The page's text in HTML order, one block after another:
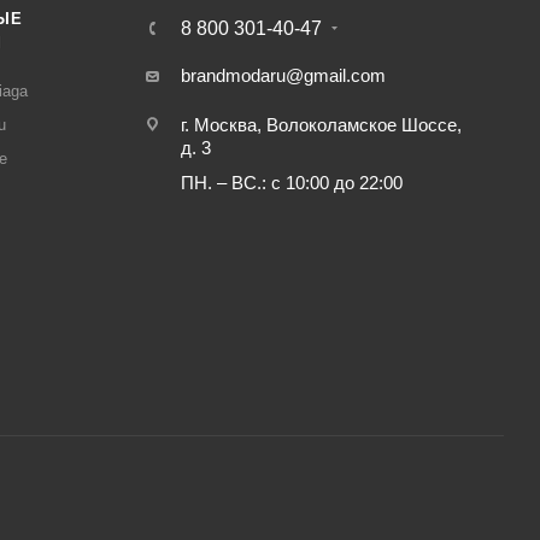
8 800 301-40-47
brandmodaru@gmail.com
г. Москва, Волоколамское Шоссе,
д. 3
ПН. – ВС.: с 10:00 до 22:00